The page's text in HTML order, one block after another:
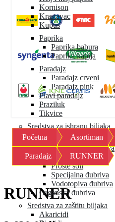
Kornison
Krastavac
Kupus
Paprika
Paprika babura
Paprika kapija
Paradajz
Paradajz crveni
Paradajz pink
Plavi paradajz
Praziluk
Tikvice
Sredstva za ishranu biljaka
Mineralna đubriva
Granulisana đubriva
Mikroelementi
Proste soli
Specijalna đubriva
Vodotopiva đubriva
Organska đubriva
Sredstva za zaštitu biljaka
Akaricidi
Početna Asortiman
Paradajz RUNNER
RUNNER